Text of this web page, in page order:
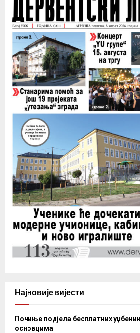
Најновије вијести
Почиње подјела бесплатних
основцима